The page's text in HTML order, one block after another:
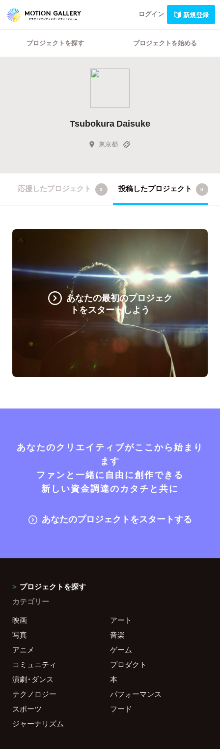
ログイン 新規登録
プロジェクトを探す プロジェクトを始める
Tsubokura Daisuke
東京都
応援したプロジェクト 3 投稿したプロジェクト 0
あなたの最初のプロジェク
トをスタートしよう
あなたのクリエイティブがここから始まり
ます
ファンと一緒に自由に創作できる
新しい資金調達のカタチと共に
あなたのプロジェクトをスタートする
プロジェクトを探す
カテゴリー
映画
アート
写真
音楽
アニメ
ゲーム
コミュニティ
プロダクト
演劇・ダンス
本
テクノロジー
パフォーマンス
スポーツ
フード
ジャーナリズム